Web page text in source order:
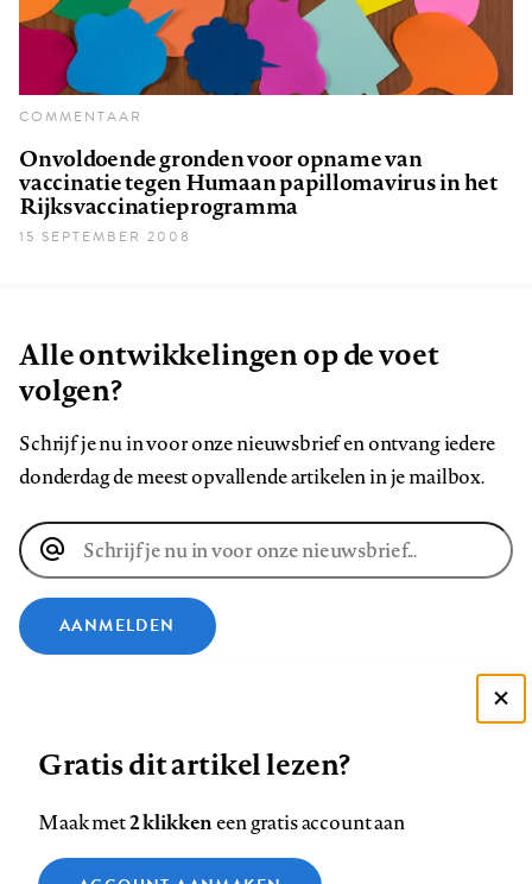
COMMENTAAR
Onvoldoende gronden voor opname van
vaccinatie tegen Humaan papillomavirus in het
Rijksvaccinatieprogramma
15 SEPTEMBER 2008
Alle ontwikkelingen op de voet
volgen?
Schrijf je nu in voor onze nieuwsbrief en ontvang iedere
donderdag de meest opvallende artikelen in je mailbox.
E-
mailadres
AANMELDEN
Volg
ons
Volg
ons
op
Volg
ons
op
Volg
ons
op
Volg
ons
op
ons
Contact Colofon Disclaimer Privacy
Zie onze cookie policy
Gratis dit artikel lezen?
Maak met2 klikkeneen gratis account aan